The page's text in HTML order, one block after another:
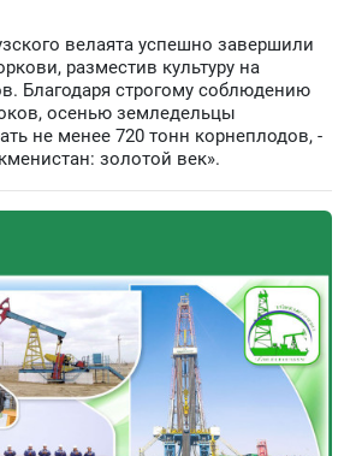
велаята успешно завершили
разместив культуру на
Благодаря строгому соблюдению
осенью земледельцы
не менее 720 тонн корнеплодов, -
золотой век».